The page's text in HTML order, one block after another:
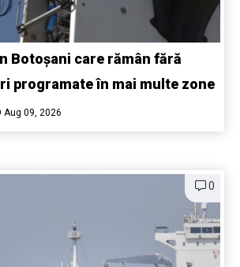
Botoșani care rămân fără
programate în mai multe zone
Aug 09, 2026
0